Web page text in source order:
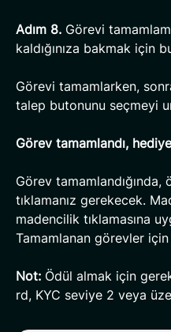
Adım 8. Görevi
kaldığınıza bakmak için
Görevi tamamlarken,
talep butonunu seçmeyi
Görev tamamlandı,
Görev tamamlandığında,
tıklamanız gerekecek.
madencilik tıklamasına
Tamamlanan görevler
Not: Ödül almak için
rd, KYC seviye 2 veya